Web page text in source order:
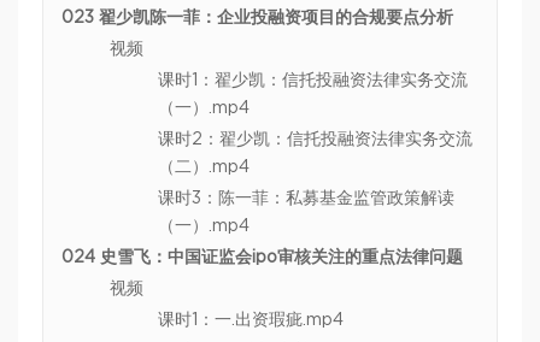
023 翟少凯陈一菲：企业投融资项目的合规要点分析
视频
课时1：翟少凯：信托投融资法律实务交流
（一）.mp4
课时2：翟少凯：信托投融资法律实务交流
（二）.mp4
课时3：陈一菲：私募基金监管政策解读
（一）.mp4
024 史雪飞：中国证监会ipo审核关注的重点法律问题
视频
课时1：一.出资瑕疵.mp4